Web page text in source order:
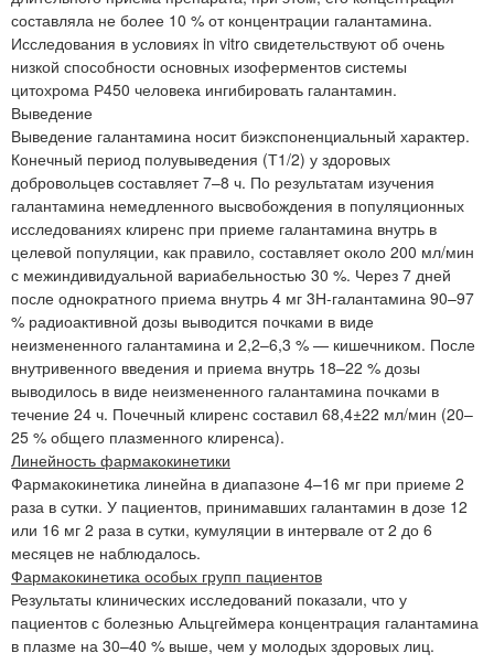
составляла не более 10 % от концентрации галантамина.
Исследования в условиях in vitro свидетельствуют об очень
низкой способности основных изоферментов системы
цитохрома Р450 человека ингибировать галантамин.
Выведение
Выведение галантамина носит биэкспоненциальный характер.
Конечный период полувыведения (Т1/2) у здоровых
добровольцев составляет 7–8 ч. По результатам изучения
галантамина немедленного высвобождения в популяционных
исследованиях клиренс при приеме галантамина внутрь в
целевой популяции, как правило, составляет около 200 мл/мин
с межиндивидуальной вариабельностью 30 %. Через 7 дней
после однократного приема внутрь 4 мг 3Н-галантамина 90–97
% радиоактивной дозы выводится почками в виде
неизмененного галантамина и 2,2–6,3 % — кишечником. После
внутривенного введения и приема внутрь 18–22 % дозы
выводилось в виде неизмененного галантамина почками в
течение 24 ч. Почечный клиренс составил 68,4±22 мл/мин (20–
25 % общего плазменного клиренса).
Линейность фармакокинетики
Фармакокинетика линейна в диапазоне 4–16 мг при приеме 2
раза в сутки. У пациентов, принимавших галантамин в дозе 12
или 16 мг 2 раза в сутки, кумуляции в интервале от 2 до 6
месяцев не наблюдалось.
Фармакокинетика особых групп пациентов
Результаты клинических исследований показали, что у
пациентов с болезнью Альцгеймера концентрация галантамина
в плазме на 30–40 % выше, чем у молодых здоровых лиц.